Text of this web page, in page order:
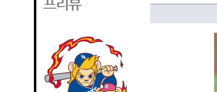
프리뷰